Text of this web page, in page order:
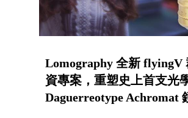
Lomography 全新 flyingV
資專案，重塑史上首支光
Daguerreotype Achromat